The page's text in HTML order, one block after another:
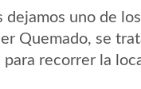
dejamos uno de
Quemado, se
para recorrer la